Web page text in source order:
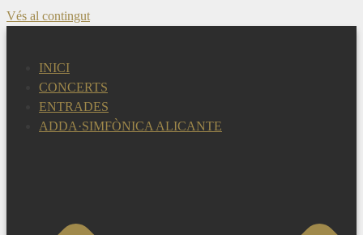
Vés al contingut
INICI
CONCERTS
ENTRADES
ADDA·SIMFÒNICA ALICANTE